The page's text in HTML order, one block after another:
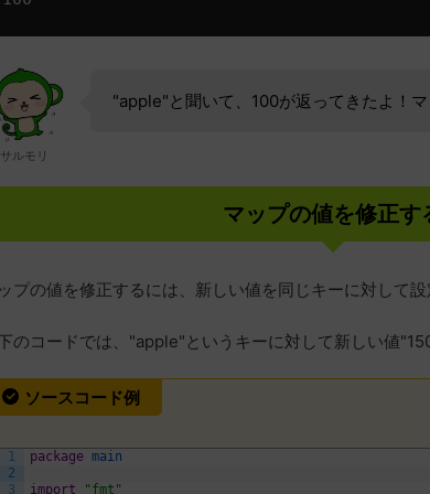
サルモリ
"apple"と聞いて、100が返ってきたよ！
マップの値を修正す
プの値を修正するには、新しい値を同じキーに対して設
のコードでは、"apple"というキーに対して新しい値
ソースコード例
1
2
3
package main
import "fmt"